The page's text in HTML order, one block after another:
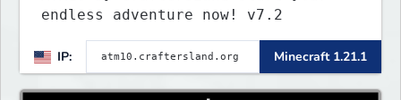
endless adventure now! v7.2
IP: Minecraft 1.21.1